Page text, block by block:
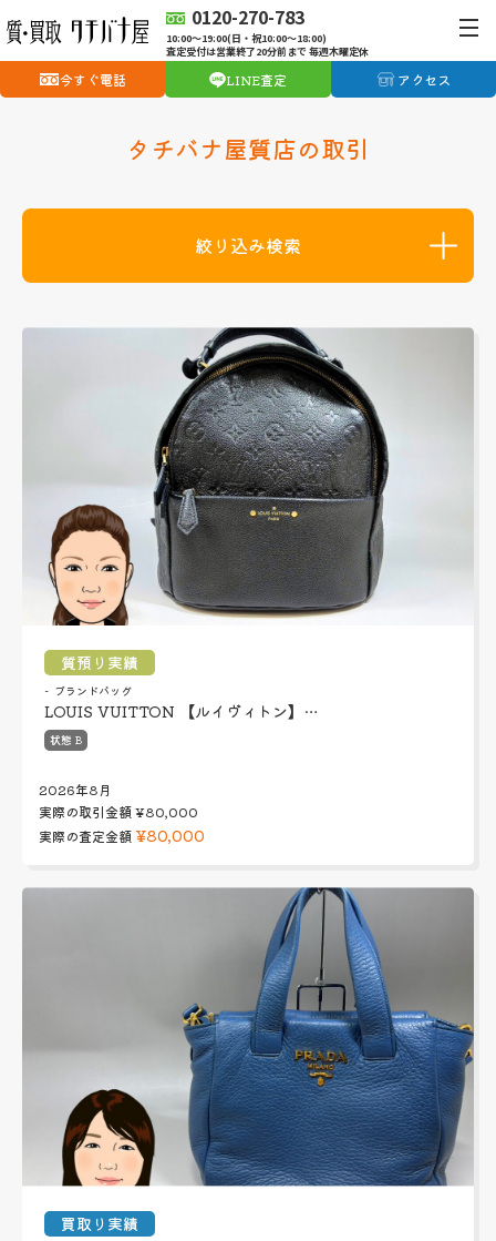
0120-270-783
10:00〜19:00(日・祝10:00〜18:00)
査定受付は営業終了20分前まで 毎週木曜定休
今すぐ電話 LINE査定 アクセス
タチバナ屋質店の取引
絞り込み検索
質預り実績
ブランドバッグ
LOUIS VUITTON 【ルイヴィトン】…
状態 B
2026年8月
実際の取引金額¥80,000
実際の査定金額 ¥80,000
買取り実績